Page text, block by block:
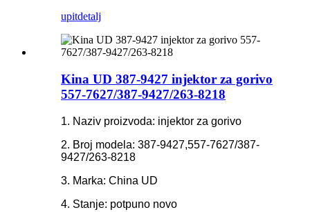
upitdetalj
Kina UD 387-9427 injektor za gorivo
557-7627/387-9427/263-8218
1. Naziv proizvoda: injektor za gorivo
2. Broj modela: 387-9427,557-7627/387-
9427/263-8218
3. Marka: China UD
4. Stanje: potpuno novo